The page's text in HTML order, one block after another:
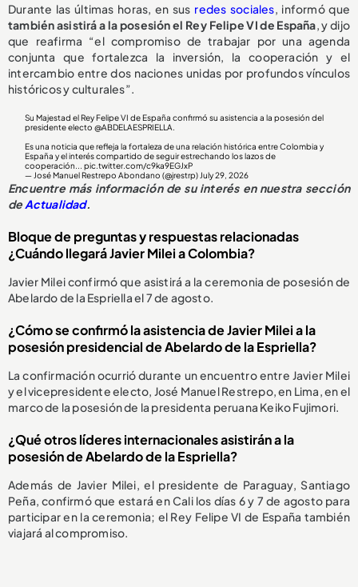
Durante las últimas horas, en sus redes sociales, informó que
también asistirá a la posesión el Rey Felipe VI de España, y dijo
que reafirma “el compromiso de trabajar por una agenda
conjunta que fortalezca la inversión, la cooperación y el
intercambio entre dos naciones unidas por profundos vínculos
históricos y culturales”.
Su Majestad el Rey Felipe VI de España confirmó su asistencia a la posesión del
presidente electo@ABDELAESPRIELLA
Es una noticia que refleja la fortaleza de una relación histórica entre Colombia y
España y el interés compartido de seguir estrechando los lazos de
cooperación...pic.twitter.com/c9ka9EGJxP
— José Manuel Restrepo Abondano (@jrestrp) July 29, 2026
Encuentre más información de su interés en nuestra sección
deActualidad.
Bloque de preguntas y respuestas relacionadas
¿Cuándo llegará Javier Milei a Colombia?
Javier Milei confirmó que asistirá a la ceremonia de posesión de
Abelardo de la Espriella el 7 de agosto.
¿Cómo se confirmó la asistencia de Javier Milei a la
posesión presidencial de Abelardo de la Espriella?
La confirmación ocurrió durante un encuentro entre Javier Milei
y el vicepresidente electo, José Manuel Restrepo, en Lima, en el
marco de la posesión de la presidenta peruana Keiko Fujimori.
¿Qué otros líderes internacionales asistirán a la
posesión de Abelardo de la Espriella?
Además de Javier Milei, el presidente de Paraguay, Santiago
Peña, confirmó que estará en Cali los días 6 y 7 de agosto para
participar en la ceremonia; el Rey Felipe VI de España también
viajará al compromiso.